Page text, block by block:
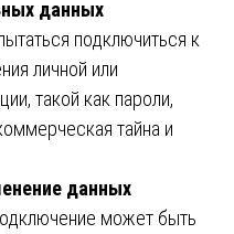
данных
подключиться к
личной или
такой как пароли,
тайна и
данных
может быть